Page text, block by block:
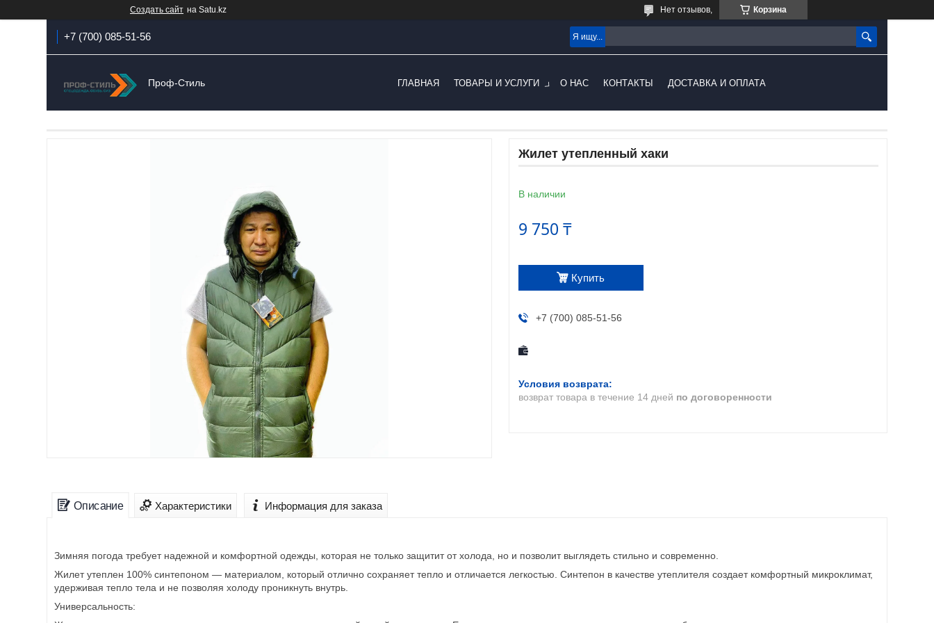
Создать сайт на Satu.kz Корзина
Нет отзывов,
+7 (700) 085-51-56
Проф-Стиль ГЛАВНАЯ ТОВАРЫ И УСЛУГИ О НАС КОНТАКТЫ ДОСТАВКА И ОПЛАТА
Жилет утепленный хаки
В наличии
9 750 ₸
Купить
+7 (700) 085-51-56
возврат товара в течение 14 дней по договоренности
Описание Характеристики Информация для заказа
Зимняя погода требует надежной и комфортной одежды, которая не только защитит от холода, но и позволит выглядеть стильно и современно.
Жилет утеплен 100% синтепоном — материалом, который отлично сохраняет тепло и отличается легкостью. Синтепон в качестве утеплителя создает комфортный микроклимат,
удерживая тепло тела и не позволяя холоду проникнуть внутрь.
Универсальность: